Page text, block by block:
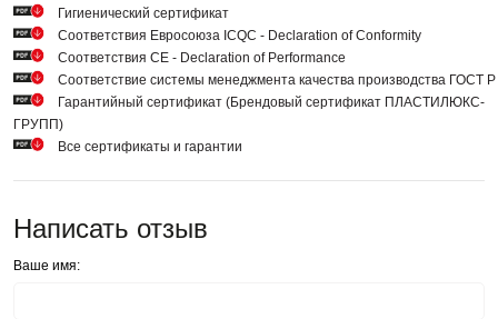
Гигиенический сертификат
Соответствия Евросоюза ICQC - Declaration of Conformity
Соответствия СЕ - Declaration of Performance
Соответствие системы менеджмента качества производства ГОСТ
Гарантийный сертификат (Брендовый сертификат ПЛАСТИЛЮКС-
ГРУПП)
Все сертификаты и гарантии
Написать отзыв
Ваше имя: